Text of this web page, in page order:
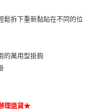
拆下重新黏貼在不同的位
的萬用型掛鉤
理退貨★